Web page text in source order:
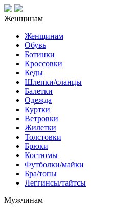
Женщинам
Женщинам
Обувь
Ботинки
Кроссовки
Кеды
Шлепки/сланцы
Балетки
Одежда
Куртки
Ветровки
Жилетки
Толстовки
Брюки
Костюмы
Футболки/майки
Бра/топы
Леггинсы/тайтсы
Мужчинам